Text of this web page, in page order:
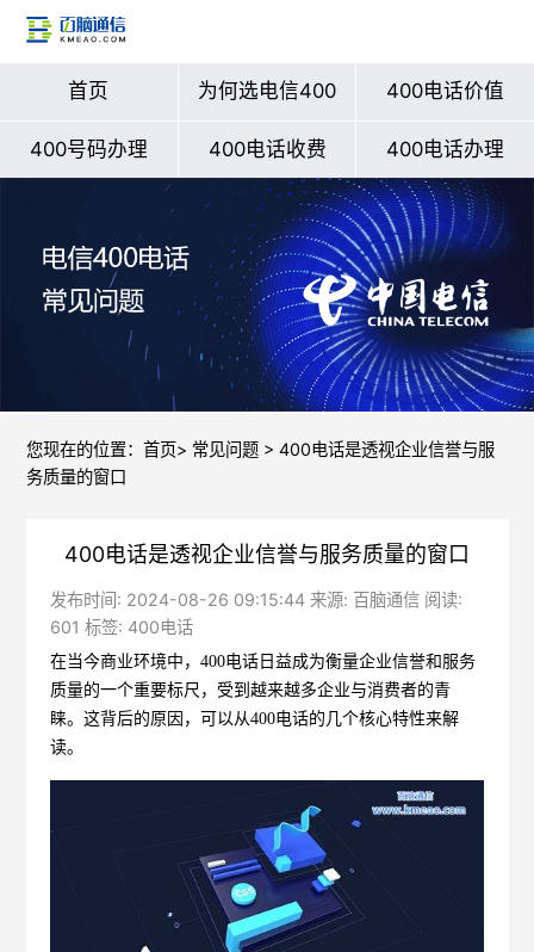
首页 为何选电信400 400电话价值
400号码办理 400电话收费 400电话办理
您现在的位置： 首页> 常见问题> 400电话是透视企业信誉与服
务质量的窗口
400电话是透视企业信誉与服务质量的窗口
发布时间: 2024-08-26 09:15:44 来源: 百脑通信 阅读:
601 标签: 400电话
在当今商业环境中，400电话 日益成为衡量企业信誉和服务
质量的一个重要标尺，受到越来越多企业与消费者的青
睐。这背后的原因，可以从400电话的几个核心特性来解
读。